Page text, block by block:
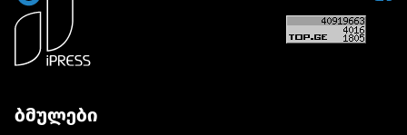
ბმულები